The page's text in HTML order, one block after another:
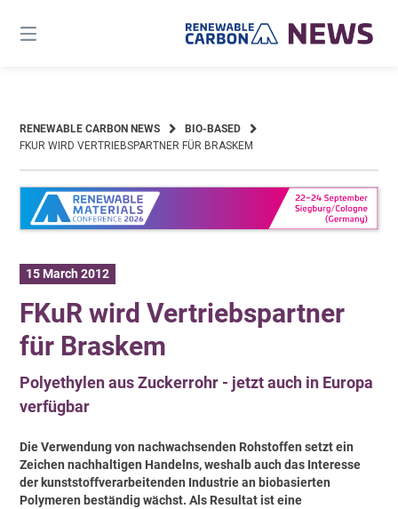
content
RENEWABLE CARBON NEWS
BIO-BASED
FKUR WIRD VERTRIEBSPARTNER FÜR BRASKEM
15 March 2012
FKuR wird Vertriebspartner
für Braskem
Polyethylen aus Zuckerrohr - jetzt auch in Europa
verfügbar
Die Verwendung von nachwachsenden Rohstoffen setzt ein
Zeichen nachhaltigen Handelns, weshalb auch das Interesse
der kunststoffverarbeitenden Industrie an biobasierten
Polymeren beständig wächst. Als Resultat ist eine